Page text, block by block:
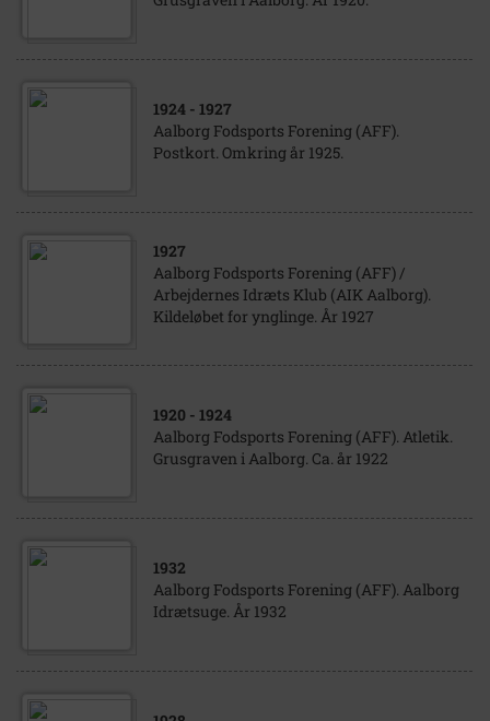
1924 - 1927
Aalborg Fodsports Forening (AFF).
Postkort. Omkring år 1925.
1927
Aalborg Fodsports Forening (AFF) /
Arbejdernes Idræts Klub (AIK Aalborg).
Kildeløbet for ynglinge. År 1927
1920 - 1924
Aalborg Fodsports Forening (AFF). Atletik.
Grusgraven i Aalborg. Ca. år 1922
1932
Aalborg Fodsports Forening (AFF). Aalborg
Idrætsuge. År 1932